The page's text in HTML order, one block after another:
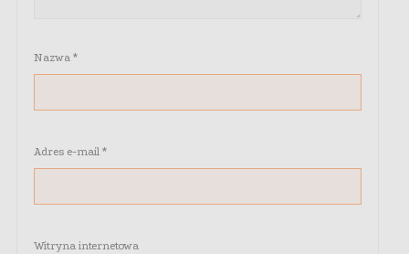
Nazwa *
Adres e-mail *
Witryna internetowa